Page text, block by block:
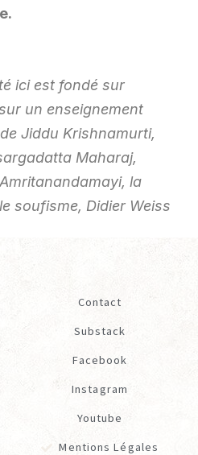
ici est fondé sur
un enseignement
Jiddu Krishnamurti,
Maharaj,
la
soufisme, Didier Weiss
Contact
Substack
Facebook
Instagram
Youtube
Mentions Légales